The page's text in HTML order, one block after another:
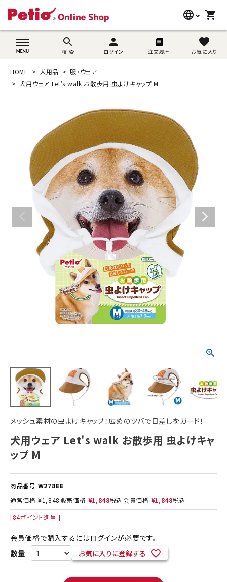
language
wovn-lang-name
shopping_cart
search
検 索
person
ログイン 注文履歴
favorite
お気に入り
search
猫用品
ブランド別に探す
目的別に探す
SNS
ご利用案内
ACCOUNT MENU
ようこそ ゲスト 様
person 新規会員登録
HOME 犬用品
服・ウェア
犬用ウェア Let's walk お散歩用 虫よけキャップ M
メッシュ素材の虫よけキャップ！広めのツバで日差しをガード！
犬用ウェア Let's walk お散歩用 虫よけキャ
ップ M
商品番号 W27888
通常価格 ¥1,848 販売価格 ¥1,848税込会員価格 ¥1,848税込
[84ポイント進呈 ]
会員価格で購入するにはログインが必要です。
お気に入りに登録する